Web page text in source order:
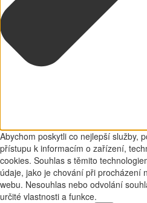
Abychom poskytli co nejlepší služby,
přístupu k informacím o zařízení,
cookies. Souhlas s těmito
údaje, jako je chování při procházení
webu. Nesouhlas nebo odvolání
určité vlastnosti a funkce.